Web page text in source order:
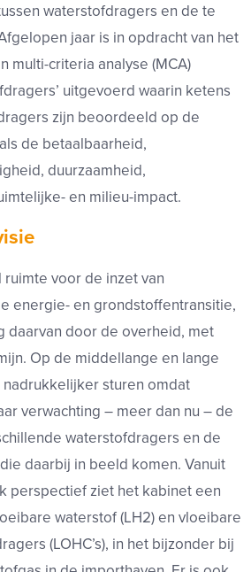
waterstofdragers en de te
jaar is in opdracht van het
multi-criteria analyse (MCA)
uitgevoerd waarin ketens
zijn beoordeeld op de
de betaalbaarheid,
duurzaamheid,
en milieu-impact.
voor de inzet van
energie- en grondstoffentransitie,
daarvan door de overheid, met
Op de middellange en lange
sturen omdat
verwachting – meer dan nu – de
waterstofdragers en de
daarbij in beeld komen. Vanuit
perspectief ziet het kabinet een
waterstof (LH2) en vloeibare
(LOHC’s), in het bijzonder bij